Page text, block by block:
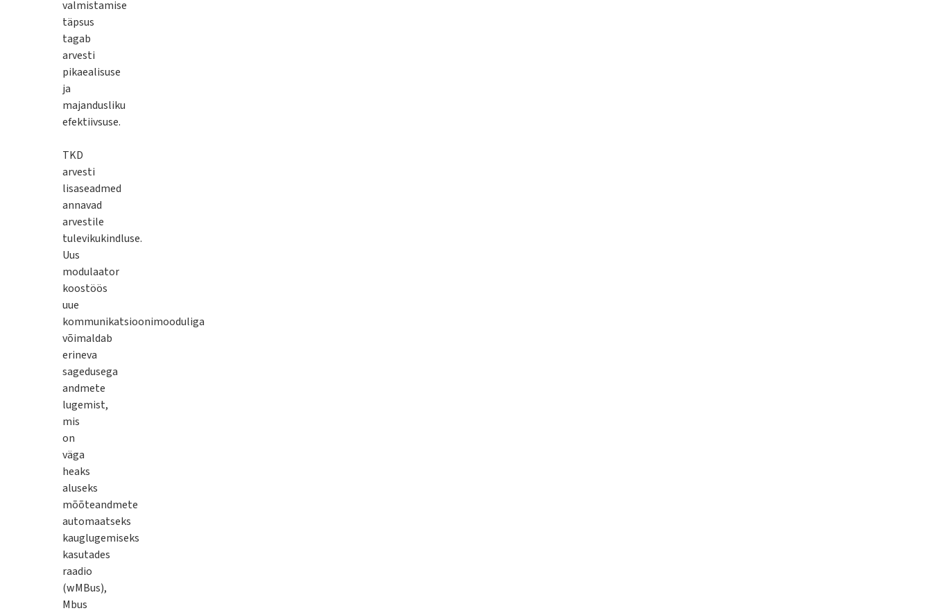
valmistamise
täpsus
tagab
arvesti
pikaealisuse
ja
majandusliku
efektiivsuse.
TKD
arvesti
lisaseadmed
annavad
arvestile
tulevikukindluse.
Uus
modulaator
koostöös
uue
kommunikatsioonimooduliga
võimaldab
erineva
sagedusega
andmete
lugemist,
mis
on
väga
heaks
aluseks
mõõteandmete
automaatseks
kauglugemiseks
kasutades
raadio
(wMBus),
Mbus